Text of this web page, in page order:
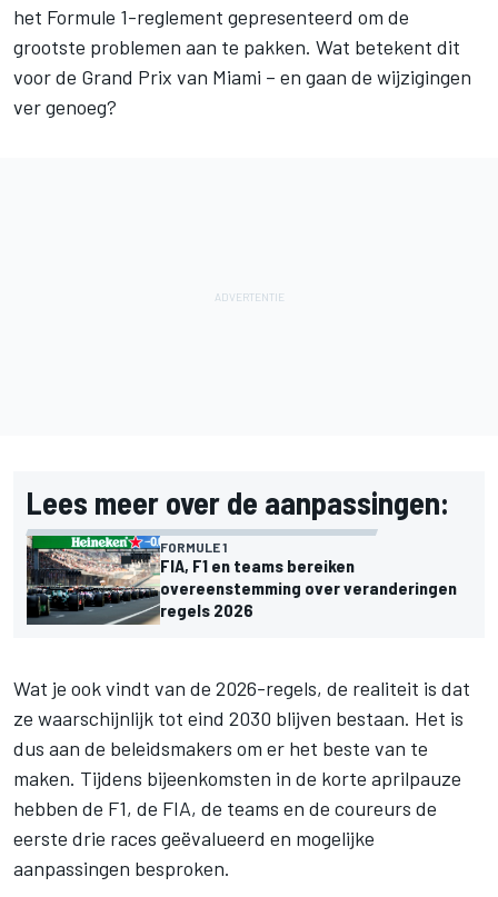
het Formule 1-reglement gepresenteerd om de
grootste problemen aan te pakken. Wat betekent dit
voor de Grand Prix van Miami – en gaan de wijzigingen
ver genoeg?
Lees meer over de aanpassingen:
FORMULE 1
FIA, F1 en teams bereiken
overeenstemming over veranderingen
regels 2026
Wat je ook vindt van de 2026-regels, de realiteit is dat
ze waarschijnlijk tot eind 2030 blijven bestaan. Het is
dus aan de beleidsmakers om er het beste van te
maken. Tijdens bijeenkomsten in de korte aprilpauze
hebben de F1, de FIA, de teams en de coureurs de
eerste drie races geëvalueerd en mogelijke
aanpassingen besproken.